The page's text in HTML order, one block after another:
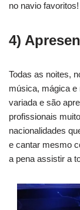
no navio favoritos!
4)
Todas as noites,
música, mágica
variada e são
profissionais
nacionalidades
e cantar mesmo
a pena assistir a